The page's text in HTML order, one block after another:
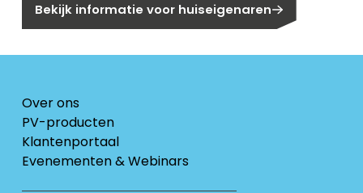
Bekijk informatie voor huiseigenaren
Over ons
PV-producten
Klantenportaal
Evenementen & Webinars